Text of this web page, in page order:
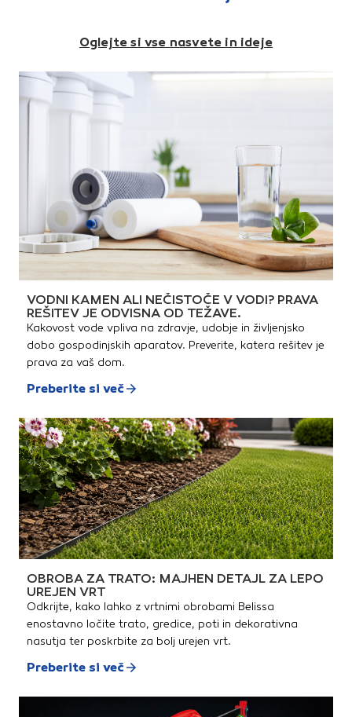
cm
Oglejte si vse nasvete in ideje
VODNI KAMEN ALI NEČISTOČE V VODI? PRAVA
REŠITEV JE ODVISNA OD TEŽAVE.
Kakovost vode vpliva na zdravje, udobje in življenjsko
dobo gospodinjskih aparatov. Preverite, katera rešitev je
prava za vaš dom.
Preberite si več
OBROBA ZA TRATO: MAJHEN DETAJL ZA LEPO
UREJEN VRT
Odkrijte, kako lahko z vrtnimi obrobami Belissa
enostavno ločite trato, gredice, poti in dekorativna
nasutja ter poskrbite za bolj urejen vrt.
Preberite si več